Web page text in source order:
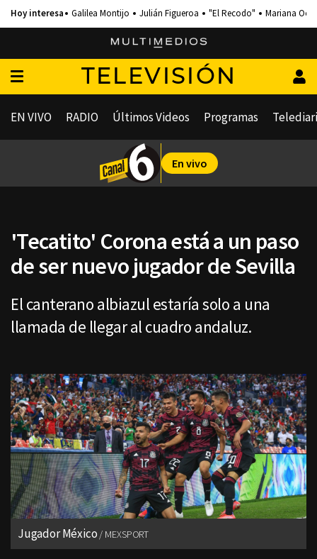
Galilea Montijo Julián Figueroa "El Recodo" Mariana
TELEVISIÓN
EN VIVO RADIO Últimos Videos Programas
En vivo
'Tecatito' Corona está a un paso
de ser nuevo jugador de Sevilla
El canterano albiazul estaría solo a una
llamada de llegar al cuadro andaluz.
Jugador México MEXSPORT